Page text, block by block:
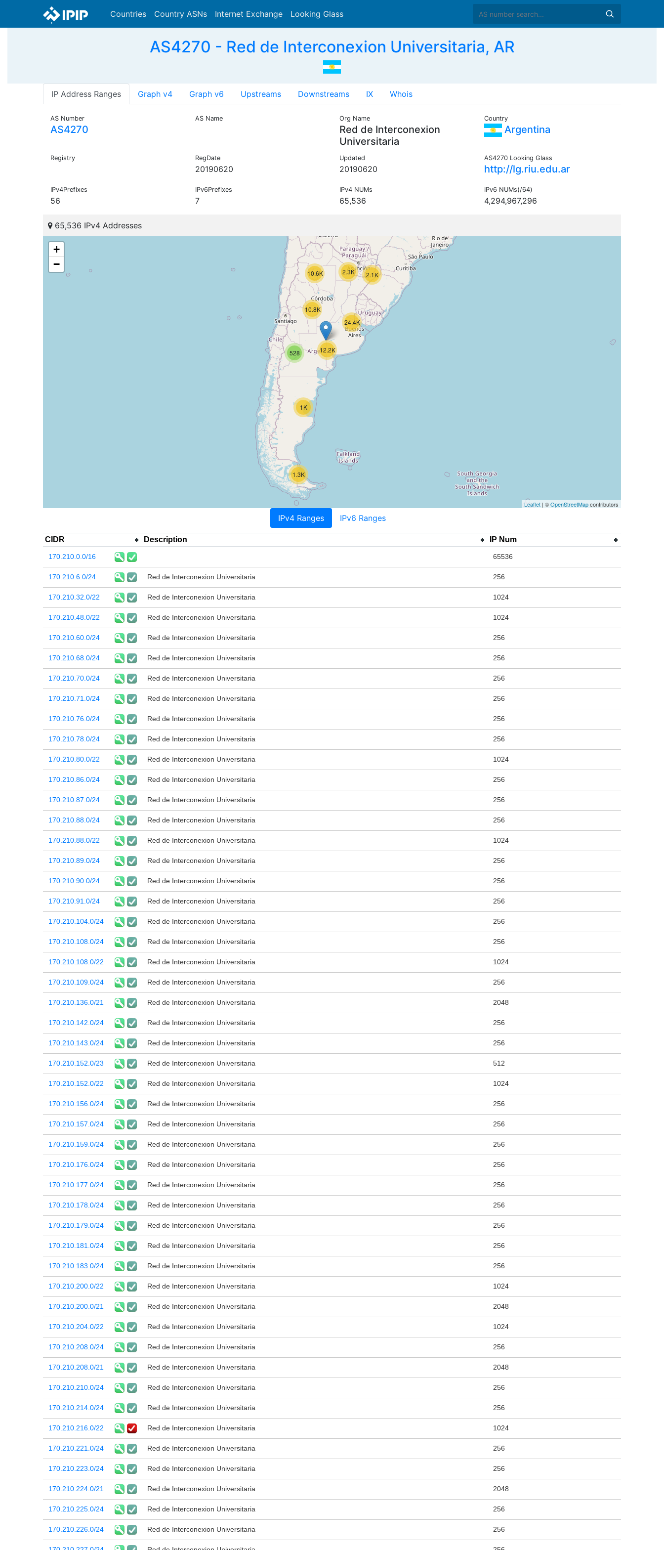
Countries Country ASNs Internet Exchange Looking Glass
AS4270 - Red de Interconexion Universitaria, AR
IP Address Ranges Graph v4 Graph v6 Upstreams Downstreams IX Whois
AS Number
AS4270
AS Name Org Name
Red de Interconexion
Universitaria
Country
Argentina
Registry RegDate
20190620
Updated
20190620
AS4270 Looking Glass
http://lg.riu.edu.ar
IPv4Prefixes
56
IPv6Prefixes
7
IPv4 NUMs
65,536
IPv6 NUMs(/64)
4,294,967,296
65,536 IPv4 Addresses
1.3K
2.1K
1K
528 12.2K
10.8K
2.3K
10.6K
24.4K
+
−
Leaflet | ©OpenStreetMapcontributors
IPv4 Ranges IPv6 Ranges
CIDR Description IP Num
170.210.0.0/16 65536
170.210.6.0/24 Red de Interconexion Universitaria 256
170.210.32.0/22 Red de Interconexion Universitaria 1024
170.210.48.0/22 Red de Interconexion Universitaria 1024
170.210.60.0/24 Red de Interconexion Universitaria 256
170.210.68.0/24 Red de Interconexion Universitaria 256
170.210.70.0/24 Red de Interconexion Universitaria 256
170.210.71.0/24 Red de Interconexion Universitaria 256
170.210.76.0/24 Red de Interconexion Universitaria 256
170.210.78.0/24 Red de Interconexion Universitaria 256
170.210.80.0/22 Red de Interconexion Universitaria 1024
170.210.86.0/24 Red de Interconexion Universitaria 256
170.210.87.0/24 Red de Interconexion Universitaria 256
170.210.88.0/24 Red de Interconexion Universitaria 256
170.210.88.0/22 Red de Interconexion Universitaria 1024
170.210.89.0/24 Red de Interconexion Universitaria 256
170.210.90.0/24 Red de Interconexion Universitaria 256
170.210.91.0/24 Red de Interconexion Universitaria 256
170.210.104.0/24 Red de Interconexion Universitaria 256
170.210.108.0/24 Red de Interconexion Universitaria 256
170.210.108.0/22 Red de Interconexion Universitaria 1024
170.210.109.0/24 Red de Interconexion Universitaria 256
170.210.136.0/21 Red de Interconexion Universitaria 2048
170.210.142.0/24 Red de Interconexion Universitaria 256
170.210.143.0/24 Red de Interconexion Universitaria 256
170.210.152.0/23 Red de Interconexion Universitaria 512
170.210.152.0/22 Red de Interconexion Universitaria 1024
170.210.156.0/24 Red de Interconexion Universitaria 256
170.210.157.0/24 Red de Interconexion Universitaria 256
170.210.159.0/24 Red de Interconexion Universitaria 256
170.210.176.0/24 Red de Interconexion Universitaria 256
170.210.177.0/24 Red de Interconexion Universitaria 256
170.210.178.0/24 Red de Interconexion Universitaria 256
170.210.179.0/24 Red de Interconexion Universitaria 256
170.210.181.0/24 Red de Interconexion Universitaria 256
170.210.183.0/24 Red de Interconexion Universitaria 256
170.210.200.0/22 Red de Interconexion Universitaria 1024
170.210.200.0/21 Red de Interconexion Universitaria 2048
170.210.204.0/22 Red de Interconexion Universitaria 1024
170.210.208.0/24 Red de Interconexion Universitaria 256
170.210.208.0/21 Red de Interconexion Universitaria 2048
170.210.210.0/24 Red de Interconexion Universitaria 256
170.210.214.0/24 Red de Interconexion Universitaria 256
170.210.216.0/22 Red de Interconexion Universitaria 1024
170.210.221.0/24 Red de Interconexion Universitaria 256
170.210.223.0/24 Red de Interconexion Universitaria 256
170.210.224.0/21 Red de Interconexion Universitaria 2048
170.210.225.0/24 Red de Interconexion Universitaria 256
170.210.226.0/24 Red de Interconexion Universitaria 256